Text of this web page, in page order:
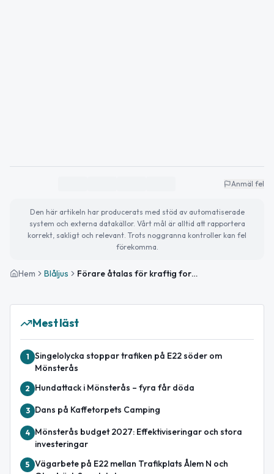
Anmäl fel
Den här artikeln har producerats med stöd av automatiserade
system och externa datakällor. Vårt mål är alltid att rapportera
korrekt, sakligt och relevant. Trots noggranna kontroller kan fel
förekomma.
Hem Blåljus Förare åtalas för kraftig fortkörning i Ålem
Mest läst
1
Singelolycka stoppar trafiken på E22 söder om
Mönsterås
2 Hundattack i Mönsterås – fyra får döda
3 Dans på Kaffetorpets Camping
4
Mönsterås budget 2027: Effektiviseringar och stora
investeringar
5 Vägarbete på E22 mellan Trafikplats Ålem N och